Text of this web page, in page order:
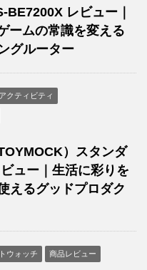
レビュー｜
ームの常識を変える
グルーター
アクティビティ
）スタンダ
ュー｜生活に彩りを
えるグッドプロダク
ウォッチ 商品レビュー